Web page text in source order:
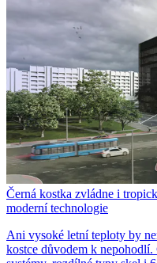
Černá kostka zvládne i
moderní technologie
Ani vysoké letní teploty by
kostce důvodem k